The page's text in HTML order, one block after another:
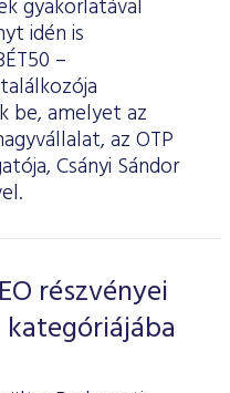
gyakorlatával
idén is
–
be, amelyet az
az OTP
Csányi Sándor
részvényei